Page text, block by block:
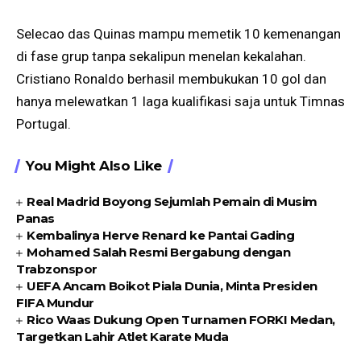
Selecao das Quinas mampu memetik 10 kemenangan
di fase grup tanpa sekalipun menelan kekalahan.
Cristiano Ronaldo berhasil membukukan 10 gol dan
hanya melewatkan 1 laga kualifikasi saja untuk Timnas
Portugal.
You Might Also Like
Real Madrid Boyong Sejumlah Pemain di Musim
Panas
Kembalinya Herve Renard ke Pantai Gading
Mohamed Salah Resmi Bergabung dengan
Trabzonspor
UEFA Ancam Boikot Piala Dunia, Minta Presiden
FIFA Mundur
Rico Waas Dukung Open Turnamen FORKI Medan,
Targetkan Lahir Atlet Karate Muda